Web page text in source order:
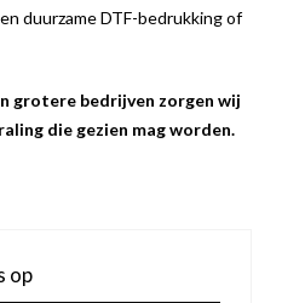
duurzame DTF-bedrukking of
grotere bedrijven zorgen wij
die gezien mag worden.
op